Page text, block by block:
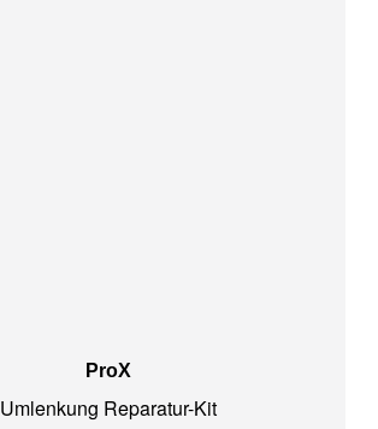
ProX
Umlenkung Reparatur-Kit